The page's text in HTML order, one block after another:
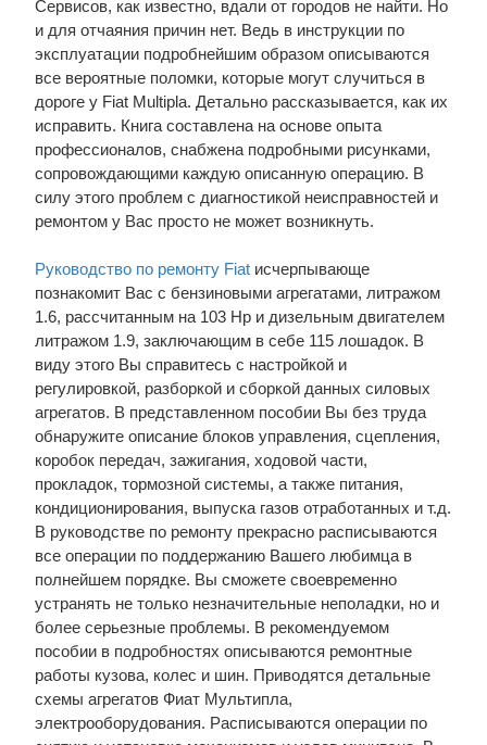
Сервисов, как известно, вдали от городов не найти. Но
и для отчаяния причин нет. Ведь в инструкции по
эксплуатации подробнейшим образом описываются
все вероятные поломки, которые могут случиться в
дороге у Fiat Multipla. Детально рассказывается, как их
исправить. Книга составлена на основе опыта
профессионалов, снабжена подробными рисунками,
сопровождающими каждую описанную операцию. В
силу этого проблем с диагностикой неисправностей и
ремонтом у Вас просто не может возникнуть.
Руководство по ремонту Fiatисчерпывающе
познакомит Вас с бензиновыми агрегатами, литражом
1.6, рассчитанным на 103 Hp и дизельным двигателем
литражом 1.9, заключающим в себе 115 лошадок. В
виду этого Вы справитесь с настройкой и
регулировкой, разборкой и сборкой данных силовых
агрегатов. В представленном пособии Вы без труда
обнаружите описание блоков управления, сцепления,
коробок передач, зажигания, ходовой части,
прокладок, тормозной системы, а также питания,
кондиционирования, выпуска газов отработанных и т.д.
В руководстве по ремонту прекрасно расписываются
все операции по поддержанию Вашего любимца в
полнейшем порядке. Вы сможете своевременно
устранять не только незначительные неполадки, но и
более серьезные проблемы. В рекомендуемом
пособии в подробностях описываются ремонтные
работы кузова, колес и шин. Приводятся детальные
схемы агрегатов Фиат Мультипла,
электрооборудования. Расписываются операции по